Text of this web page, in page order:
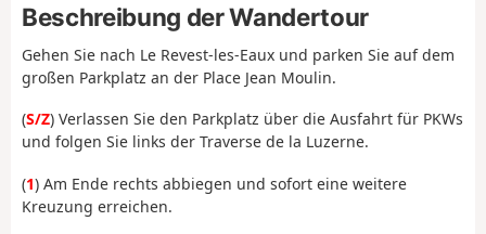
Beschreibung der Wandertour
Gehen Sie nach Le Revest-les-Eaux und parken Sie auf dem
großen Parkplatz an der Place Jean Moulin.
(S/Z) Verlassen Sie den Parkplatz über die Ausfahrt für PKWs
und folgen Sie links der Traverse de la Luzerne.
(1) Am Ende rechts abbiegen und sofort eine weitere
Kreuzung erreichen.